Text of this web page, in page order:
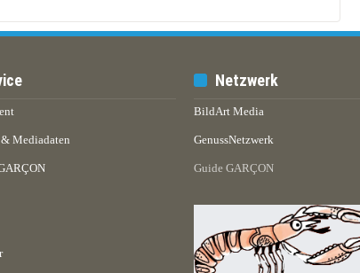
Mediadaten
Netzwerk
BildArt Media
GenussNetzwerk
Guide GARÇON